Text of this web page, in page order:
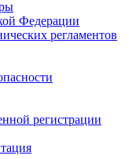
Федерации
регламентов
регистрации